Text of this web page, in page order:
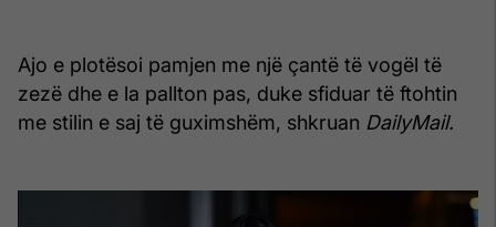
Ajo e plotësoi pamjen me një çantë të vogël të
zezë dhe e la pallton pas, duke sfiduar të ftohtin
me stilin e saj të guximshëm, shkruan DailyMail.